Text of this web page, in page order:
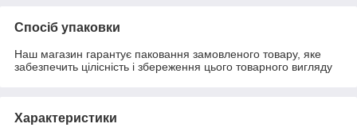
Спосіб упаковки
Наш магазин гарантує паковання замовленого товару, яке
забезпечить цілісність і збереження цього товарного вигляду
Характеристики